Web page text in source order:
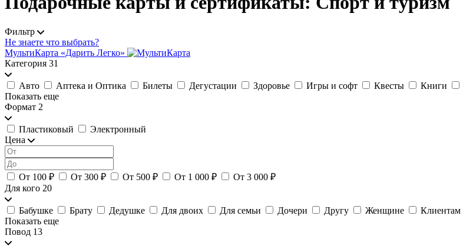
Фильтр
Не знаете что выбрать?
МультиКарта «Дарить Легко»
Категория 31
Авто Аптека и Оптика Билеты Дегустации Здоровье Игры и софт Квесты Книги
Показать еще
Формат 2
Пластиковый
Электронный
Цена
От 100 ₽ От 300 ₽ От 500 ₽ От 1 000 ₽
От 3 000 ₽
Для кого 20
Бабушке Брату Дедушке Для двоих Для семьи Дочери Другу Женщине
Клиентам
Показать еще
Повод 13